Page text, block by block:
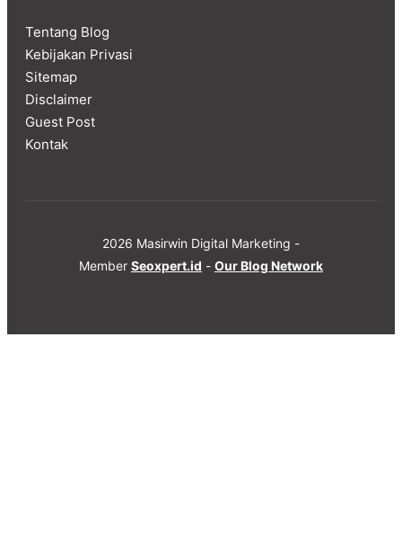
Tentang Blog
Kebijakan Privasi
Sitemap
Disclaimer
Guest Post
Kontak
2026 Masirwin Digital Marketing -
Member Seoxpert.id - Our Blog Network